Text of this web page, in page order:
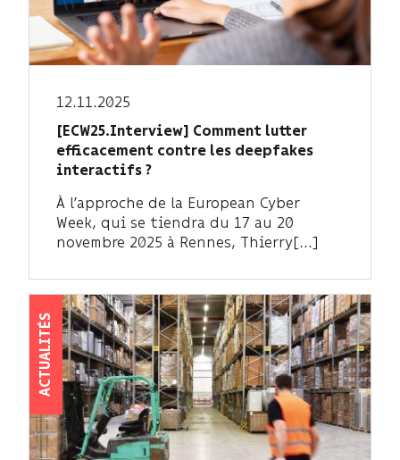
12.11.2025
[ECW25.Interview] Comment lutter
efficacement contre les deepfakes
interactifs ?
À l’approche de la European Cyber
Week, qui se tiendra du 17 au 20
novembre 2025 à Rennes, Thierry[...]
ACTUALITÉS